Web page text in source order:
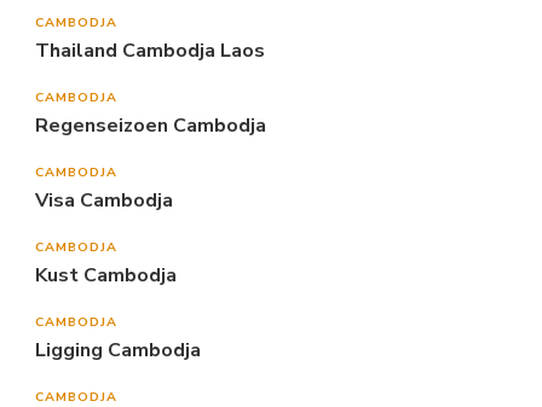
CAMBODJA
Thailand Cambodja Laos
CAMBODJA
Regenseizoen Cambodja
CAMBODJA
Visa Cambodja
CAMBODJA
Kust Cambodja
CAMBODJA
Ligging Cambodja
CAMBODJA